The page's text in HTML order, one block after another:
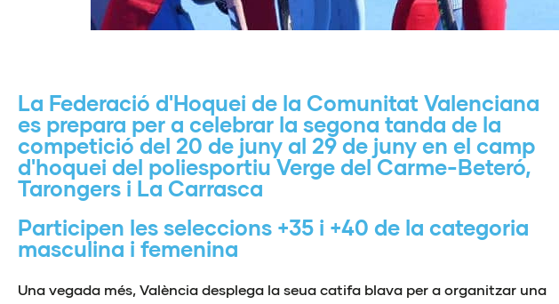
La Federació d'Hoquei de la Comunitat Valenciana
es prepara per a celebrar la segona tanda de la
competició del 20 de juny al 29 de juny en el camp
d'hoquei del poliesportiu Verge del Carme-Beteró,
Tarongers i La Carrasca
Participen les seleccions +35 i +40 de la categoria
masculina i femenina
Una vegada més, València desplega la seua catifa blava per a organitzar una